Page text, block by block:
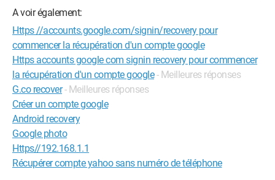
A voir également:
Https //accounts.google.com/signin/recovery pour
commencer la récupération d'un compte google
Https accounts google com signin recovery pour commencer
la récupération d'un compte google - Meilleures réponses
G.co recover - Meilleures réponses
Créer un compte google
Android recovery
Google photo
Https//192.168.1.1
Récupérer compte yahoo sans numéro de téléphone